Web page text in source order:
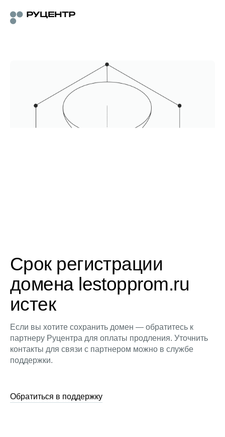
Срок регистрации
домена lestopprom.ru
истек
Если вы хотите сохранить домен — обратитесь к
партнеру Руцентра для оплаты продления. Уточнить
контакты для связи с партнером можно в службе
поддержки.
Обратиться в поддержку